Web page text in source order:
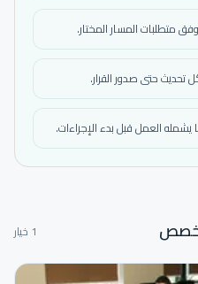
متطلبات المسار المختار.
تحديث حتى صدور القرار.
العمل قبل بدء الإجراءات.
1 خيار